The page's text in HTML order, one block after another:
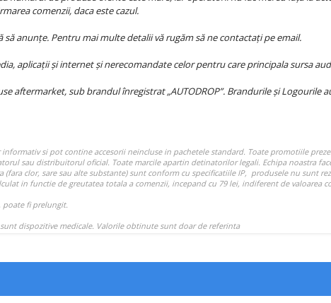
comenzii, daca este cazul.
anunțe. Pentru mai multe detalii vă rugăm să ne contactați pe email.
aplicații și internet și nerecomandate celor pentru care principala sursa
aftermarket, sub brandul înregistrat „AUTODROP”. Brandurile și